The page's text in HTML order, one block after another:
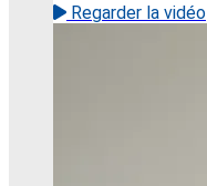
Regarder la vidéo